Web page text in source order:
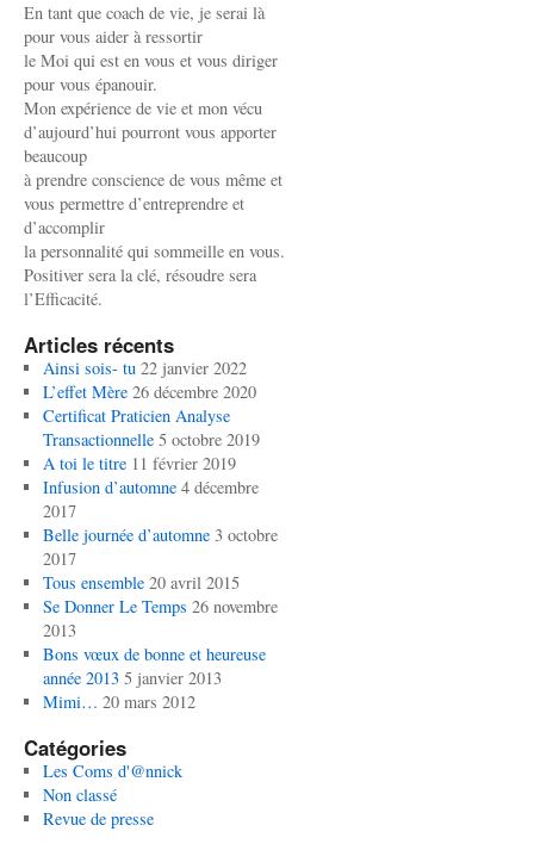
En tant que coach de vie, je serai là
pour vous aider à ressortir
le Moi qui est en vous et vous diriger
pour vous épanouir.
Mon expérience de vie et mon vécu
d’aujourd’hui pourront vous apporter
beaucoup
à prendre conscience de vous même et
vous permettre d’entreprendre et
d’accomplir
la personnalité qui sommeille en vous.
Positiver sera la clé, résoudre sera
l’Efficacité.
Articles récents
Ainsi sois- tu 22 janvier 2022
L’effet Mère 26 décembre 2020
Certificat Praticien Analyse
Transactionnelle 5 octobre 2019
A toi le titre 11 février 2019
Infusion d’automne 4 décembre
2017
Belle journée d’automne 3 octobre
2017
Tous ensemble 20 avril 2015
Se Donner Le Temps 26 novembre
2013
Bons vœux de bonne et heureuse
année 2013 5 janvier 2013
Mimi… 20 mars 2012
Catégories
Les Coms d'@nnick
Non classé
Revue de presse